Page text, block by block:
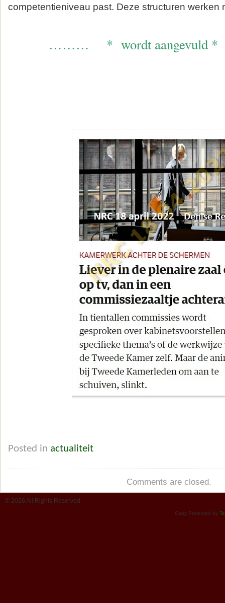
competentieniveau past. Deze structuren werken
……… * wordt
Posted in actualiteit
Comments are closed.
© 2026 All Rights Reserved.
Copy Protected by